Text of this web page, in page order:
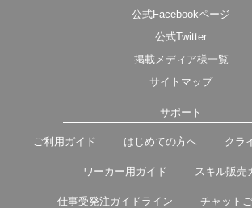
公式Facebookページ
公式Twitter
掲載メディア様一覧
サイトマップ
サポート
ご利用ガイド はじめての方へ クラ
ワーカー用ガイド スキル販売
仕事受発注ガイドライン チャット